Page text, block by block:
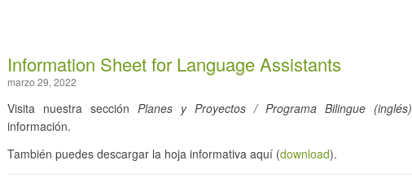
Information Sheet for Language Assistants
marzo 29, 2022
Visita nuestra sección Planes y Proyectos / Programa Bilingue (inglés)
información.
También puedes descargar la hoja informativa aquí (download).